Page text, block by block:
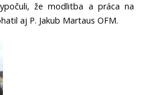
že modlitba a práca na
aj P. Jakub Martaus OFM.